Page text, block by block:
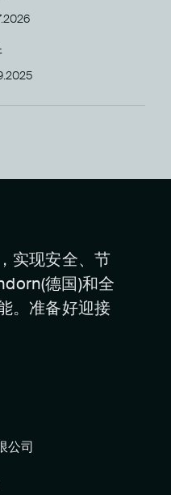
实现安全、节
德国)和全
。准备好迎接
公司